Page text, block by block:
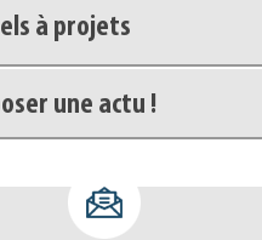
à projets
une actu !